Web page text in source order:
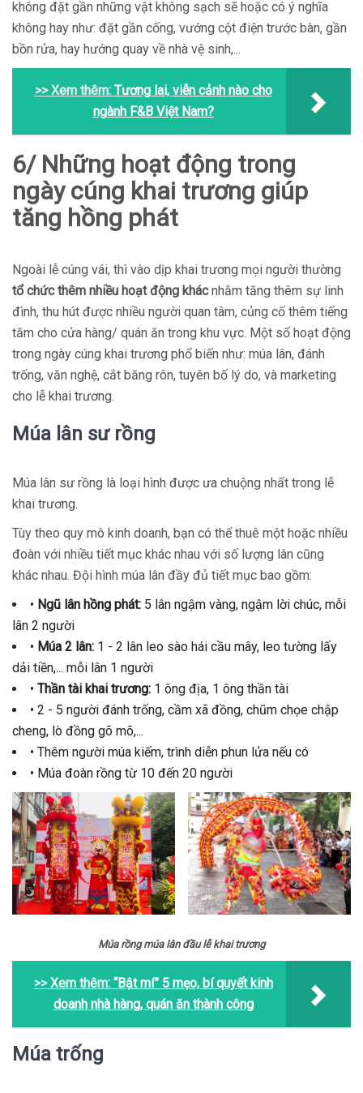
không đặt gần những vật không sạch sẽ hoặc có ý nghĩa
không hay như: đặt gần cống, vướng cột điện trước bàn, gần
bồn rửa, hay hướng quay về nhà vệ sinh,...
>> Xem thêm: Tương lai, viễn cảnh nào cho
ngành F&B Việt Nam?
6/ Những hoạt động trong
ngày cúng khai trương giúp
tăng hồng phát
Ngoài lễ cúng vái, thì vào dịp khai trương mọi người thường
tổ chức thêm nhiều hoạt động khácnhằm tăng thêm sự linh
đình, thu hút được nhiều người quan tâm, củng cố thêm tiếng
tăm cho cửa hàng/ quán ăn trong khu vực. Một số hoạt động
trong ngày cúng khai trương phổ biến như: múa lân, đánh
trống, văn nghệ, cắt băng rôn, tuyên bố lý do, và marketing
cho lễ khai trương.
Múa lân sư rồng
Múa lân sư rồng là loại hình được ưa chuộng nhất trong lễ
khai trương.
Tùy theo quy mô kinh doanh, bạn có thể thuê một hoặc nhiều
đoàn với nhiều tiết mục khác nhau với số lượng lân cũng
khác nhau. Đội hình múa lân đầy đủ tiết mục bao gồm:
• Ngũ lân hồng phát: 5 lân ngậm vàng, ngậm lời chúc, mỗi
lân 2 người
• Múa 2 lân: 1 - 2 lân leo sào hái cầu mây, leo tường lấy
dải tiền,... mỗi lân 1 người
• Thần tài khai trương: 1 ông địa, 1 ông thần tài
• 2 - 5 người đánh trống, cầm xã đồng, chũm chọe chập
cheng, lò đồng gõ mõ,...
• Thêm người múa kiếm, trình diễn phun lửa nếu có
• Múa đoàn rồng từ 10 đến 20 người
Múa rồng múa lân đầu lễ khai trương
>> Xem thêm: “Bật mí” 5 mẹo, bí quyết kinh
doanh nhà hàng, quán ăn thành công
Múa trống